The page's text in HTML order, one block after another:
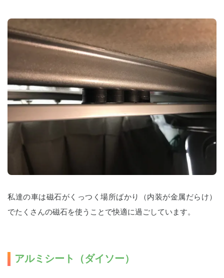
私達の車は磁石がくっつく場所ばかり（内装が金属だらけ）
でたくさんの磁石を使うことで快適に過ごしています。
アルミシート（ダイソー）